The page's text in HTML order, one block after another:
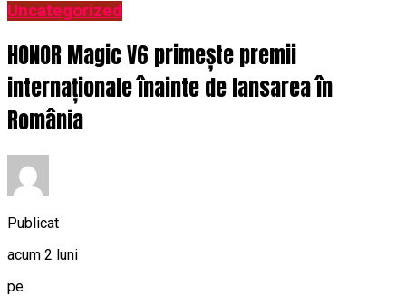
Uncategorized
HONOR Magic V6 primește premii
internaționale înainte de lansarea în
România
Publicat
acum 2 luni
pe